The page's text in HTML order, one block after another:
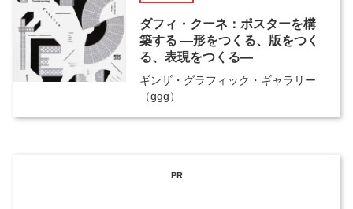
ダフィ・クーネ：ポスターを構
築する ―形をつくる、版をつく
る、表現をつくる―
ギンザ・グラフィック・ギャラリー
（ggg）
PR